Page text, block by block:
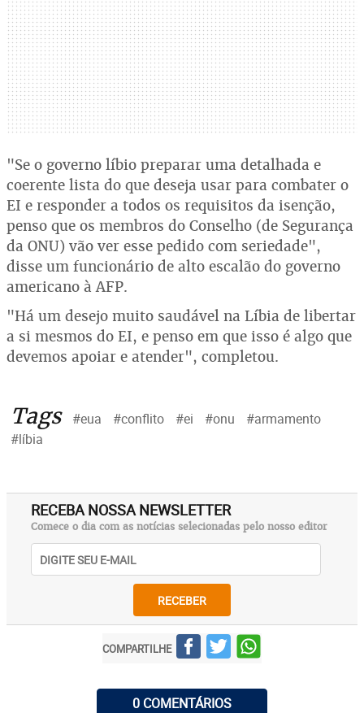
"Se o governo líbio preparar uma detalhada e
coerente lista do que deseja usar para combater o
EI e responder a todos os requisitos da isenção,
penso que os membros do Conselho (de Segurança
da ONU) vão ver esse pedido com seriedade",
disse um funcionário de alto escalão do governo
americano à AFP.
"Há um desejo muito saudável na Líbia de libertar
a si mesmos do EI, e penso em que isso é algo que
devemos apoiar e atender", completou.
Tags #eua #conflito #ei #onu
#armamento
#líbia
RECEBA NOSSA NEWSLETTER
Comece o dia com as notícias selecionadas pelo nosso editor
RECEBER
COMPARTILHE
0 COMENTÁRIOS